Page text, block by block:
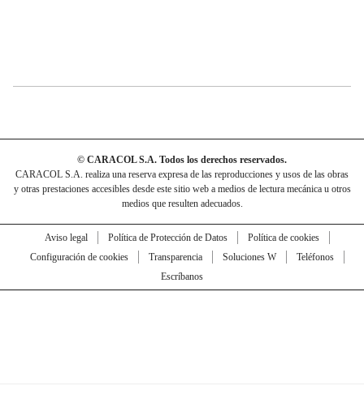
© CARACOL S.A. Todos los derechos reservados.
CARACOL S.A. realiza una reserva expresa de las reproducciones y usos de las obras
y otras prestaciones accesibles desde este sitio web a medios de lectura mecánica u otros
medios que resulten adecuados.
Aviso legal Política de Protección de Datos
Política de cookies
Configuración de cookies
Transparencia Soluciones W
Teléfonos
Escríbanos